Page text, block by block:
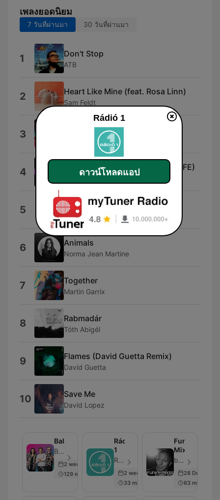
เพลงยอดนิยม
7 วันที่ผ่านมา 30 วันที่ผ่านมา
1 Don't Stop
ATB
2 Heart Like Mine (feat. Rosa Linn)
Sam Feldt
3 Piple (Extended Mix)
Alex Kenji & Federico Scavo
4 SLEEP TONIGHT (THIS IS THE LIFE)
Switch Disco
5 Street Life
Purple Disco Machine
6 Animals
Norma Jean Martine
7 Together
Martin Garrix
8 Rabmadár
Tóth Abigél
9 Flames (David Guetta Remix)
David Guetta
10 Save Me
David Lopez
Balázsék
Balázsék - ตอน 500
2 weeks ago
129 min
Rádió
1
Rádió 1 - ตอน 500
2 weeks ago
33 min
Funky
Mixes
by Bárány Attila - ตอน 16
28 Dec 2016
63 min
Rádió 1
ดาวน์โหลดแอป